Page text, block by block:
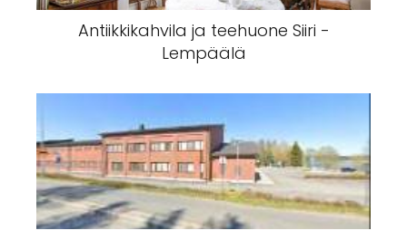
Antiikkikahvila ja teehuone Siiri -
Lempäälä